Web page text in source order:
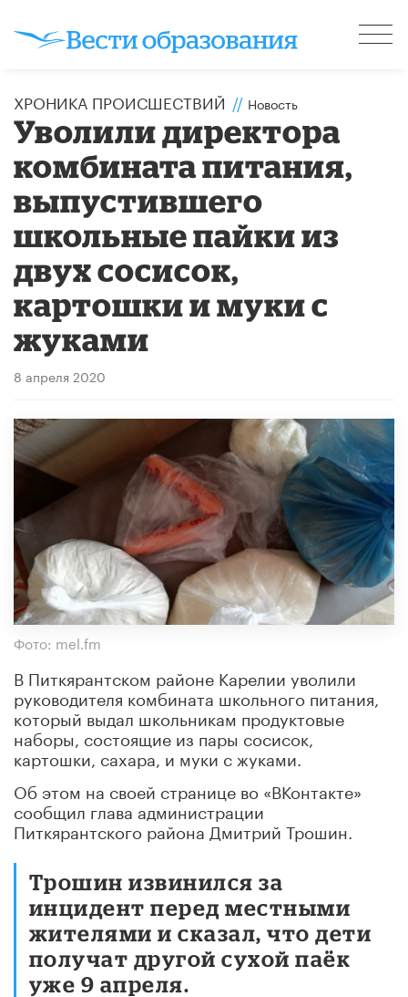
ХРОНИКА ПРОИСШЕСТВИЙ // Новость
Уволили директора
комбината питания,
выпустившего
школьные пайки из
двух сосисок,
картошки и муки с
жуками
8 апреля 2020
Фото: mel.fm
В Питкярантском районе Карелии уволили
руководителя комбината школьного питания,
который выдал школьникам продуктовые
наборы, состоящие из пары сосисок,
картошки, сахара, и муки с жуками.
Об этом на своей странице во «ВКонтакте»
сообщил глава администрации
Питкярантского района Дмитрий Трошин.
Трошин извинился за
инцидент перед местными
жителями и сказал, что дети
получат другой сухой паёк
уже 9 апреля.